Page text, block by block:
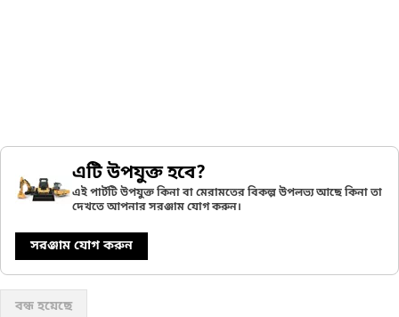
এটি উপযুক্ত হবে?
এই পার্টটি উপযুক্ত কিনা বা মেরামতের বিকল্প উপলভ্য আছে কিনা তা
দেখতে আপনার সরঞ্জাম যোগ করুন।
সরঞ্জাম যোগ করুন
বন্ধ হয়েছে